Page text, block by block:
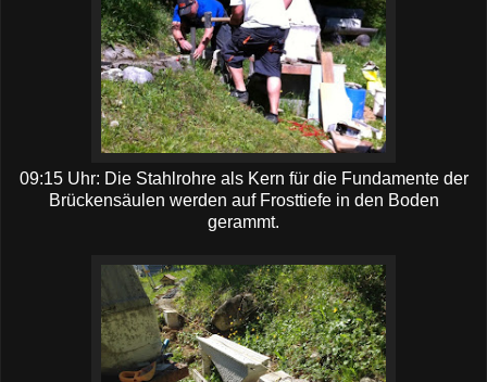
09:15 Uhr: Die Stahlrohre als Kern für die Fundamente der
Brückensäulen werden auf Frosttiefe in den Boden
gerammt.